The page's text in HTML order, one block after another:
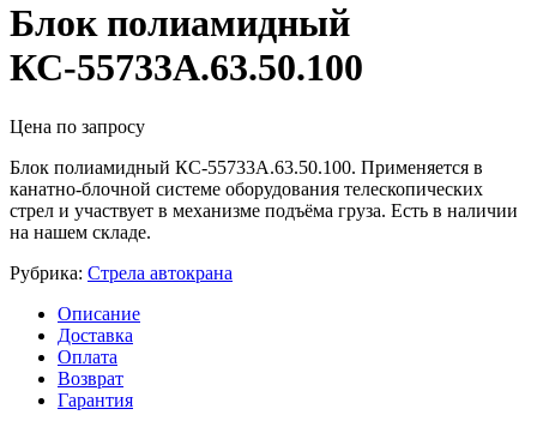
Блок полиамидный
КС-55733А.63.50.100
Цена по запросу
Блок полиамидный КС-55733А.63.50.100. Применяется в
канатно-блочной системе оборудования телескопических
стрел и участвует в механизме подъёма груза. Есть в наличии
на нашем складе.
Рубрика: Стрела автокрана
Описание
Доставка
Оплата
Возврат
Гарантия